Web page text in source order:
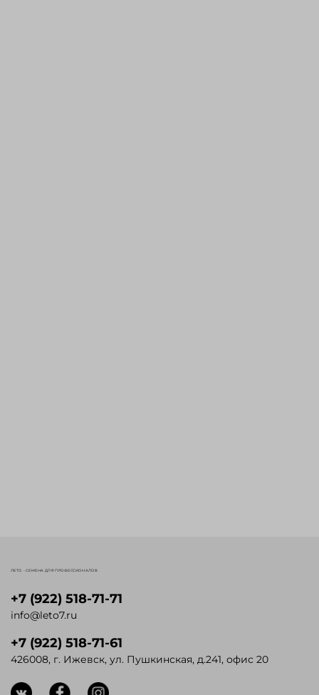
+7 (922) 518-71-71
info@leto7.ru
+7 (922) 518-71-61
426008, г. Ижевск, ул. Пушкинская, д.241, офис 20
ЛЕТО - СЕМЕНА ДЛЯ ПРОФЕССИОНАЛОВ